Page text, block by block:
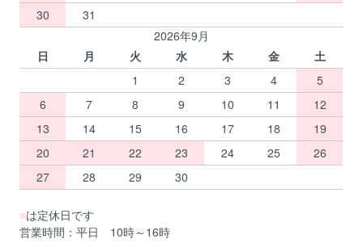
30
31
2026年9月
日
月 火 水 木 金
土
1
2 3 4
5
6
7 8 9 10 11
12
13
14 15 16 17 18
19
20
21 22 23 24 25
26
27
28 29 30
■は定休日です
営業時間：平日 10時～16時